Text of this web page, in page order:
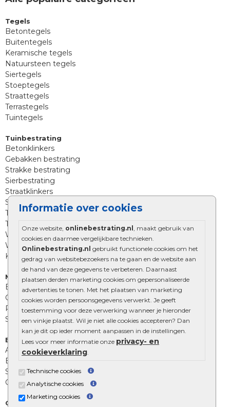
Informatie over cookies
Onze website, onlinebestrating.nl , maakt gebruik van
cookies en daarmee vergelijkbare technieken.
Onlinebestrating.nl gebruikt functionele cookies om het
gedrag van websitebezoekers na te gaan en de website aan
de hand van deze gegevens te verbeteren. Daarnaast
plaatsen derden marketing cookies om gepersonaliseerde
advertenties te tonen. Met het plaatsen van marketing
cookies worden persoonsgegevens verwerkt. Je geeft
toestemming voor deze verwerking wanneer je hieronder
een vinkje plaatst. Wil je niet alle cookies accepteren? Dan
kan je dit op ieder moment aanpassen in de instellingen.
Lees voor meer informatie onze privacy- en
cookieverklaring
Technische cookies
Analytische cookies
Marketing cookies
Tegels
Betontegels
Buitentegels
Keramische tegels
Natuursteen tegels
Siertegels
Stoeptegels
Straattegels
Terrastegels
Tuintegels
Tuinbestrating
Betonklinkers
Gebakken bestrating
Strakke bestrating
Sierbestrating
Straatklinkers
Straatstenen
Trommelstenen
Tuinstenen
Waalformaat
Wildverband bestrating
Kingstones
Muurelementen
Betonbielzen
Opsluitbanden
Palissades
Stapelblokken
Extra benodigdheden
Afwatering en diversen
Beplantings en betonelementen
Split, grind en zand
Oprit tegels
Overig